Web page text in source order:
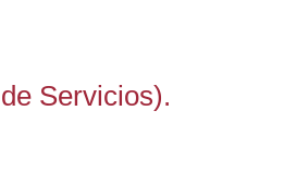
Servicios).